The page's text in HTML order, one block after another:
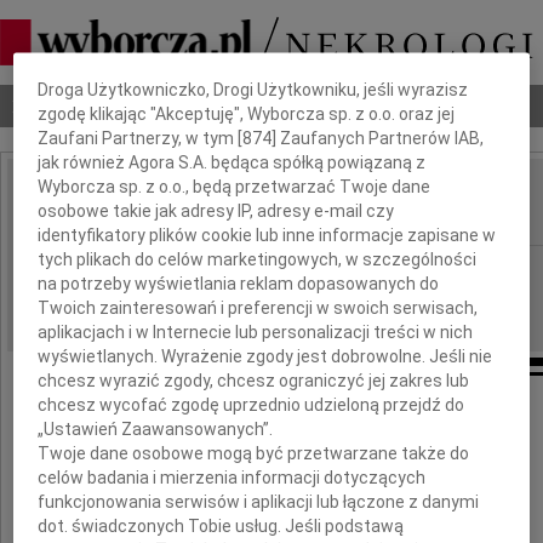
Nekrologi Odeszli Poradnik pogrzebowy
IMIĘ I NAZWISKO: Małgorzata Trębicka
REGION: Warszawa
DATA EMISJI: 23.03.2026
żegnamy
Panią
Dbamy o Twoją prywatność
Droga Użytkowniczko, Drogi Użytkowniku, jeśli wyrazisz
zgodę klikając "Akceptuję", Wyborcza sp. z o.o. oraz jej
Zaufani Partnerzy, w tym [874 ] Zaufanych Partnerów IAB,
jak również Agora S.A. będąca spółką powiązaną z
Wyborcza sp. z o.o., będą przetwarzać Twoje dane
osobowe takie jak adresy IP, adresy e-mail czy
identyfikatory plików cookie lub inne informacje zapisane w
tych plikach do celów marketingowych, w szczególności
na potrzeby wyświetlania reklam dopasowanych do
Twoich zainteresowań i preferencji w swoich serwisach,
aplikacjach i w Internecie lub personalizacji treści w nich
wyświetlanych. Wyrażenie zgody jest dobrowolne. Jeśli nie
chcesz wyrazić zgody, chcesz ograniczyć jej zakres lub
chcesz wycofać zgodę uprzednio udzieloną przejdź do
„Ustawień Zaawansowanych”.
Twoje dane osobowe mogą być przetwarzane także do
celów badania i mierzenia informacji dotyczących
funkcjonowania serwisów i aplikacji lub łączone z danymi
dot. świadczonych Tobie usług. Jeśli podstawą